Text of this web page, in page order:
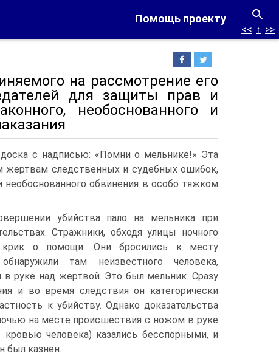
Помощь проекту
<< ↑ >>
на рассмотрение его
для защиты прав и
необоснованного и
с надписью: «Помни о мельнике!» Эта
жертвам следственных и судебных ошибок,
обвинения в особо тяжком
убийства пало на мельника при
Стражники, обходя улицы ночного
крик о помощи. Они бросились к месту
там неизвестного человека,
руке над жертвой. Это был мельник. Сразу
и во время следствия он категорически
к убийству. Однако доказательства
на месте происшествия с ножом в руке
кровью человека) казались бесспорными, и
был казнен.